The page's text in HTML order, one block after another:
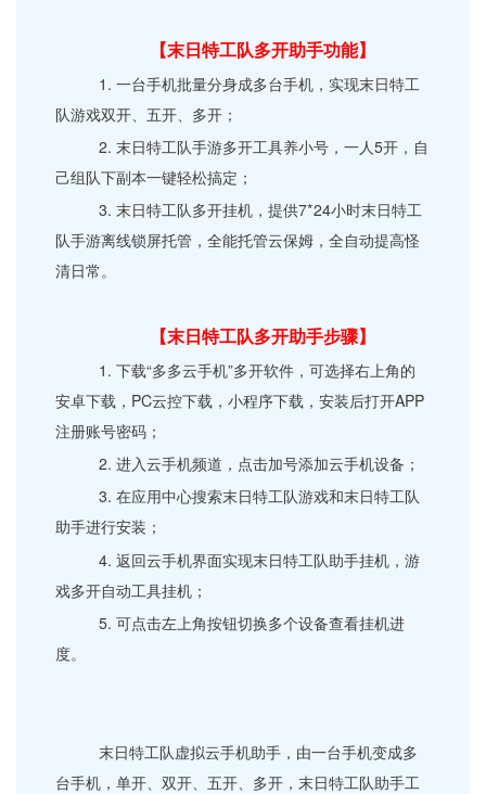
【末日特工队多开助手功能】
1. 一台手机批量分身成多台手机，实现末日特工
队游戏双开、五开、多开；
2. 末日特工队手游多开工具养小号，一人5开，自
己组队下副本一键轻松搞定；
3. 末日特工队多开挂机，提供7*24小时末日特工
队手游离线锁屏托管，全能托管云保姆，全自动提高怪
清日常。
【末日特工队多开助手步骤】
1. 下载“多多云手机”多开软件，可选择右上角的
安卓下载，PC云控下载，小程序下载，安装后打开APP
注册账号密码；
2. 进入云手机频道，点击加号添加云手机设备；
3. 在应用中心搜索末日特工队游戏和末日特工队
助手进行安装；
4. 返回云手机界面实现末日特工队助手挂机，游
戏多开自动工具挂机；
5. 可点击左上角按钮切换多个设备查看挂机进
度。
末日特工队虚拟云手机助手，由一台手机变成多
台手机，单开、双开、五开、多开，末日特工队助手工